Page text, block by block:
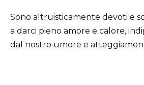
Sono altruisticamente devoti e
a darci pieno amore e calore,
dal nostro umore e